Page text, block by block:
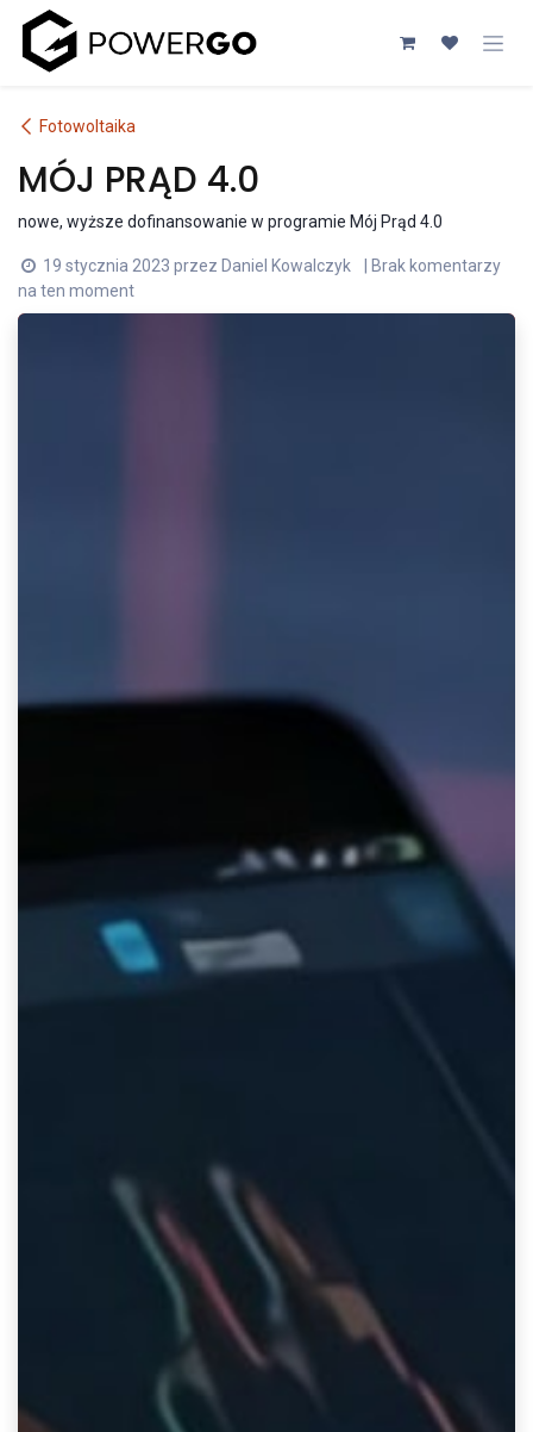
Przejdź do zawartości
Fotowoltaika
MÓJ PRĄD 4.0
nowe, wyższe dofinansowanie w programie Mój Prąd 4.0
19 stycznia 2023 przez Daniel Kowalczyk
| Brak komentarzy
na ten moment